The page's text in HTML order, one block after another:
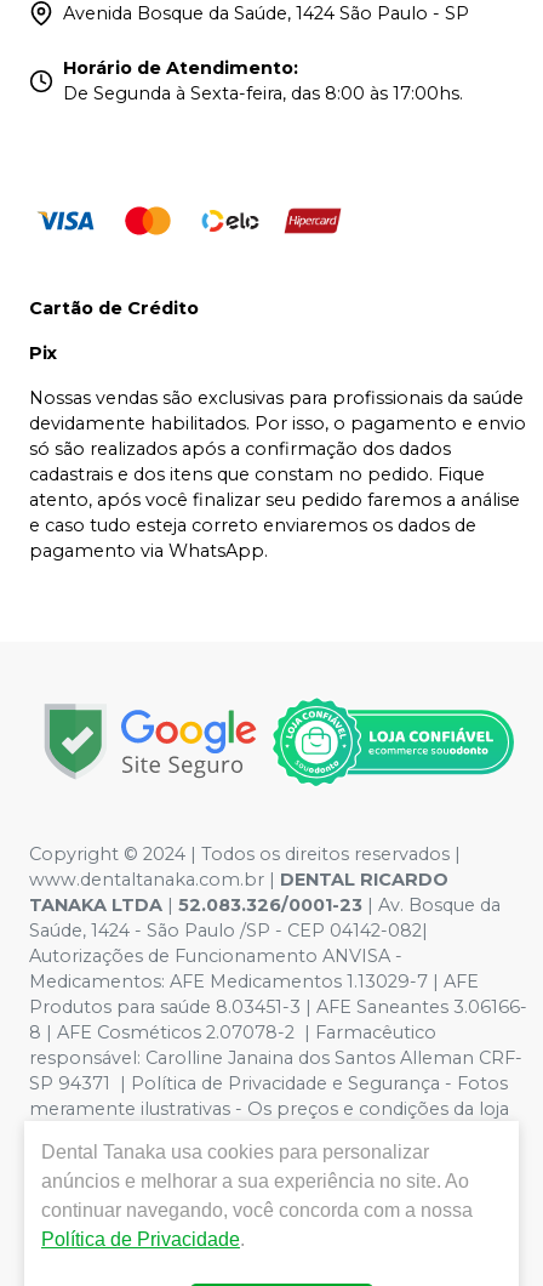
Avenida Bosque da Saúde, 1424 São Paulo - SP
Horário de Atendimento:
De Segunda à Sexta-feira, das 8:00 às 17:00hs.
Cartão de Crédito
Pix
Nossas vendas são exclusivas para profissionais da saúde
devidamente habilitados. Por isso, o pagamento e envio
só são realizados após a confirmação dos dados
cadastrais e dos itens que constam no pedido. Fique
atento, após você finalizar seu pedido faremos a análise
e caso tudo esteja correto enviaremos os dados de
pagamento via WhatsApp.
Copyright © 2024 | Todos os direitos reservados |
www.dentaltanaka.com.br | DENTAL RICARDO
TANAKA LTDA | 52.083.326/0001-23 | Av. Bosque da
Saúde, 1424 - São Paulo /SP - CEP 04142-082|
Autorizações de Funcionamento ANVISA -
Medicamentos: AFE Medicamentos 1.13029-7 | AFE
Produtos para saúde 8.03451-3 | AFE Saneantes 3.06166-
8 | AFE Cosméticos 2.07078-2 | Farmacêutico
responsável: Carolline Janaina dos Santos Alleman CRF-
SP 94371
| Política de Privacidade e Segurança - Fotos
meramente ilustrativas - Os preços e condições da loja
divergência de preços no site, o valor válido é o do
Carrinho de Compra. Não vendemos por atacado por
isso nos reservamos o direito de não atender compras
de grandes volumes pelo site. Vendas somente para
Dental Tanaka usa cookies para personalizar
anúncios e melhorar a sua experiência no site. Ao
continuar navegando, você concorda com a nossa
Política de Privacidade.